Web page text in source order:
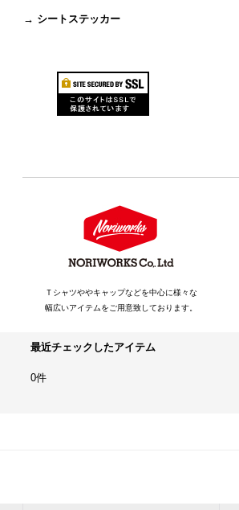
→ シートステッカー
Ｔシャツややキャップなどを中心に様々な
幅広いアイテムをご用意致しております。
最近チェックしたアイテム
0件